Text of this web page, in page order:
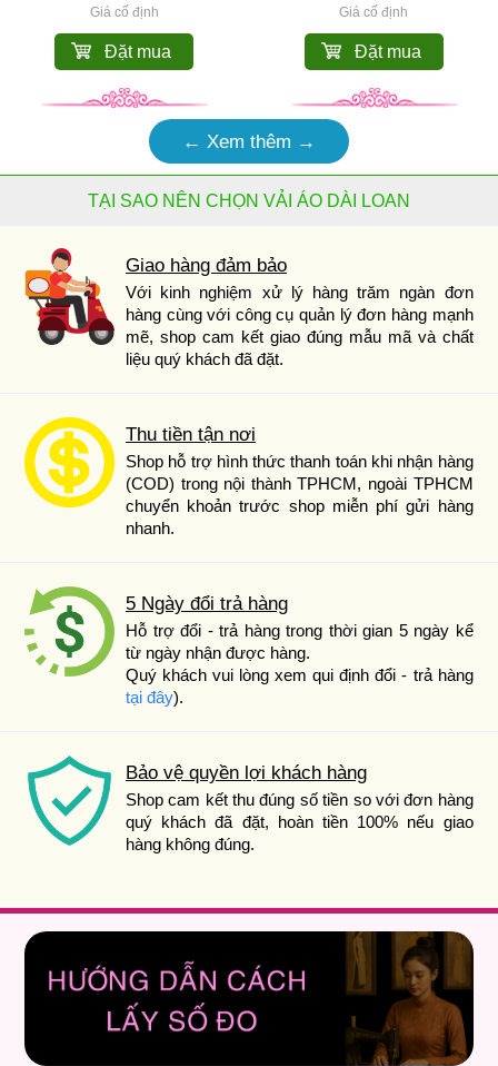
Giá cố định
Đặt mua
Giá cố định
Đặt mua
← Xem thêm →
TẠI SAO NÊN CHỌN VẢI ÁO DÀI LOAN
Giao hàng đảm bảo
Với kinh nghiệm xử lý hàng trăm ngàn đơn
hàng cùng với công cụ quản lý đơn hàng mạnh
mẽ, shop cam kết giao đúng mẫu mã và chất
liệu quý khách đã đặt.
Thu tiền tận nơi
Shop hỗ trợ hình thức thanh toán khi nhận hàng
(COD) trong nội thành TPHCM, ngoài TPHCM
chuyển khoản trước shop miễn phí gửi hàng
nhanh.
5 Ngày đổi trả hàng
Hỗ trợ đổi - trả hàng trong thời gian 5 ngày kể
từ ngày nhận được hàng.
Quý khách vui lòng xem qui định đổi - trả hàng
tại đây).
Bảo vệ quyền lợi khách hàng
Shop cam kết thu đúng số tiền so với đơn hàng
quý khách đã đặt, hoàn tiền 100% nếu giao
hàng không đúng.